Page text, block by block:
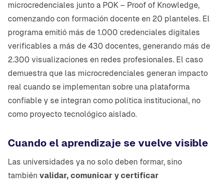
microcredenciales junto a POK – Proof of Knowledge,
comenzando con formación docente en 20 planteles. El
programa emitió más de 1.000 credenciales digitales
verificables a más de 430 docentes, generando más de
2.300 visualizaciones en redes profesionales. El caso
demuestra que las microcredenciales generan impacto
real cuando se implementan sobre una plataforma
confiable y se integran como política institucional, no
como proyecto tecnológico aislado.
Cuando el aprendizaje se vuelve visible
Las universidades ya no solo deben formar, sino
también validar, comunicar y certificar